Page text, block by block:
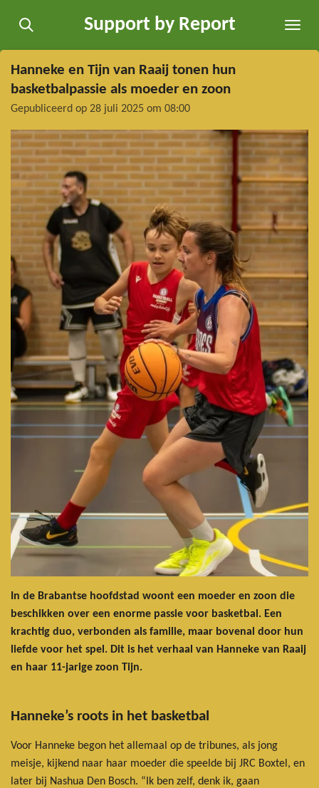
direct
naar
de
hoofdinhoud
Support by Report
Hanneke en Tijn van Raaij tonen hun
basketbalpassie als moeder en zoon
Gepubliceerd op 28 juli 2025 om 08:00
In de Brabantse hoofdstad woont een moeder en zoon die
beschikken over een enorme passie voor basketbal. Een
krachtig duo, verbonden als familie, maar bovenal door hun
liefde voor het spel. Dit is het verhaal van Hanneke van Raaij
en haar 11-jarige zoon Tijn.
Hanneke’s roots in het basketbal
Voor Hanneke begon het allemaal op de tribunes, als jong
meisje, kijkend naar haar moeder die speelde bij JRC Boxtel, en
later bij Nashua Den Bosch. “Ik ben zelf, denk ik, gaan